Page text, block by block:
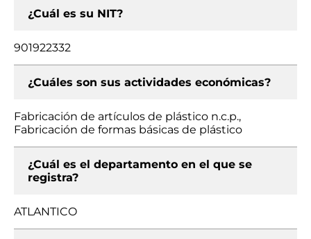
¿Cuál es su NIT?
901922332
¿Cuáles son sus actividades económicas?
Fabricación de artículos de plástico n.c.p.,
Fabricación de formas básicas de plástico
¿Cuál es el departamento en el que se
registra?
ATLANTICO